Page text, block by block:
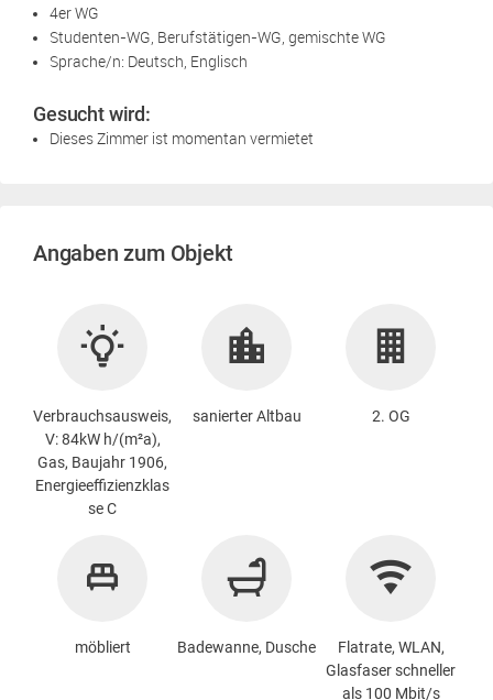
4er WG
Studenten-WG, Berufstätigen-WG, gemischte WG
Sprache/n: Deutsch, Englisch
Gesucht wird:
Dieses Zimmer ist momentan vermietet
Angaben zum Objekt
Verbrauchsausweis,
V: 84kW h/(m²a),
Gas, Baujahr 1906,
Energieeffizienzklas
se C
sanierter Altbau 2. OG
möbliert Badewanne, Dusche
Flatrate, WLAN,
Glasfaser schneller
als 100 Mbit/s